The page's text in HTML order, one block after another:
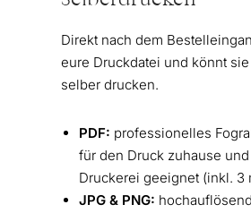
Direkt nach dem
eure Druckdatei und könnt
selber drucken.
PDF: professionelles
für den Druck zuhause
Druckerei geeignet (inkl. 3
JPG & PNG: